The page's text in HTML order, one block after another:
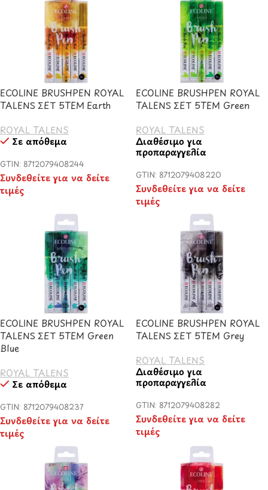
ECOLINE BRUSHPEN ROYAL
TALENS ΣΕΤ 5TEM Earth
ROYAL TALENS
Σε απόθεμα
GTIN: 8712079408244
Συνδεθείτε για να δείτε
τιμές
ECOLINE BRUSHPEN ROYAL
TALENS ΣΕΤ 5TEM Green
ROYAL TALENS
Διαθέσιμο για
προπαραγγελία
GTIN: 8712079408220
Συνδεθείτε για να δείτε
τιμές
ECOLINE BRUSHPEN ROYAL
TALENS ΣΕΤ 5TEM Green
Blue
ROYAL TALENS
Σε απόθεμα
GTIN: 8712079408237
Συνδεθείτε για να δείτε
τιμές
ECOLINE BRUSHPEN ROYAL
TALENS ΣΕΤ 5TEM Grey
ROYAL TALENS
Διαθέσιμο για
προπαραγγελία
GTIN: 8712079408282
Συνδεθείτε για να δείτε
τιμές